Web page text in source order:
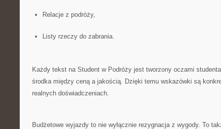
Relacje z podróży,
Listy rzeczy do zabrania.
Każdy tekst na Student w Podróży jest tworzony oczami
środka między ceną a jakością. Dzięki temu wskazówki są
realnych doświadczeniach.
Budżetowe wyjazdy to nie wyłącznie rezygnacja z wygody. To